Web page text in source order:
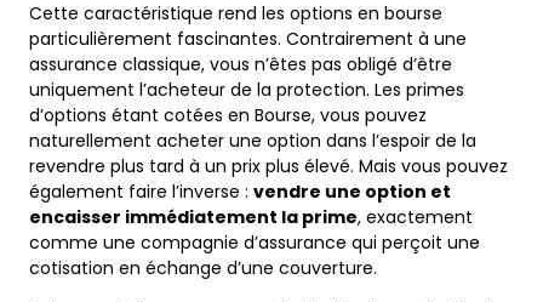
Cette caractéristique rend les options en bourse
particulièrement fascinantes. Contrairement à une
assurance classique, vous n’êtes pas obligé d’être
uniquement l’acheteur de la protection. Les primes
d’options étant cotées en Bourse, vous pouvez
naturellement acheter une option dans l’espoir de la
revendre plus tard à un prix plus élevé. Mais vous pouvez
également faire l’inverse : vendre une option et
encaisser immédiatement la prime, exactement
comme une compagnie d’assurance qui perçoit une
cotisation en échange d’une couverture.